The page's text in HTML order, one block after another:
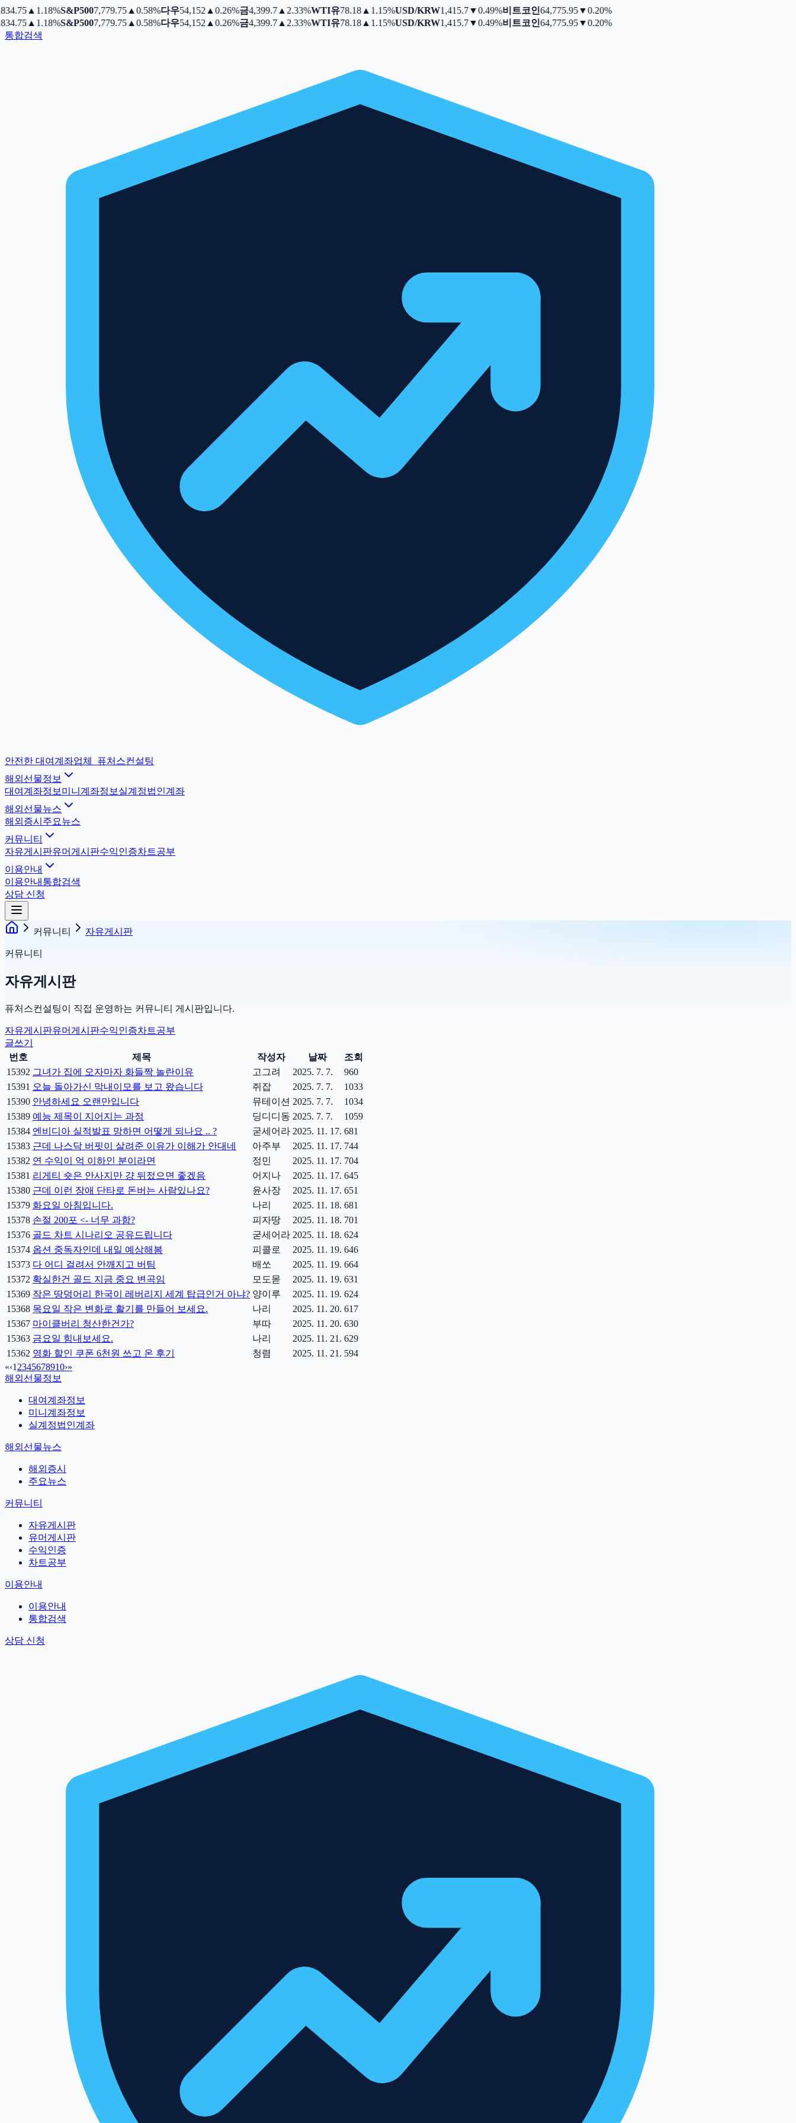
▲ 1.18%S&P5007,779.75▲ 0.58%다우54,152▲ 0.26%금4,399.7▲ 2.33%WTI유78.18▲ 1.15%USD/KRW1,415.7▼0.49%비트코인64,775.95▼0.20%
▲ 1.18%S&P5007,779.75▲ 0.58%다우54,152▲ 0.26%금4,399.7▲ 2.33%WTI유78.18▲ 1.15%USD/KRW1,415.7▼0.49%비트코인64,775.95▼0.20%
통합검색
안전한 대여계좌업체
퓨처스컨설팅
해외선물정보
대여계좌정보 미니계좌정보 실계정법인계좌
해외선물뉴스
해외증시 주요뉴스
커뮤니티
자유게시판유머게시판수익인증차트공부
이용안내
이용안내 통합검색
상담 신청
커뮤니티 자유게시판
커뮤니티
자유게시판
퓨처스컨설팅이 직접 운영하는 커뮤니티 게시판입니다.
자유게시판유머게시판수익인증차트공부
글쓰기
번호
제목 작성자 날짜
조회
15392 그녀가 집에 오자마자 화들짝 놀란이유 고그려 2025. 7. 7.
960
15391 오늘 돌아가신 막내이모를 보고 왔습니다 쥐잡 2025. 7. 7.
1033
15390 안녕하세요 오랜만입니다 뮤테이션 2025. 7. 7.
1034
15389 예능 제목이 지어지는 과정 딩디디동 2025. 7. 7.
1059
15384 엔비디아 실적발표 망하면 어떻게 되나요 .. ? 굳세어라 2025. 11. 17. 681
15383 근데 나스닥 버핏이 살려준 이유가 이해가 안대네 아주부 2025. 11. 17. 744
15382 연 수익이 억 이하인 분이라면 정민 2025. 11. 17. 704
15381 리게티 숏은 안사지만 걍 뒤젔으면 좋겠음 어지나 2025. 11. 17. 645
15380 근데 이런 장애 단타로 돈버는 사람있나요? 윤사장 2025. 11. 17. 651
15379 화요일 아침입니다. 나리 2025. 11. 18. 681
15378 손절 200포 <- 너무 과함? 피자땅 2025. 11. 18. 701
15376 골드 차트 시나리오 공유드립니다 굳세어라 2025. 11. 18. 624
15374 옵션 중독자인데 내일 예상해봄 피콜로 2025. 11. 19. 646
15373 다 어디 걸려서 안깨지고 버팀 배쏘 2025. 11. 19. 664
15372 확실한건 골드 지금 중요 변곡임 모도몯 2025. 11. 19. 631
15369 작은 땅덩어리 한국이 레버리지 세계 탑급인거 아냐? 양이루 2025. 11. 19. 624
15368 목요일 작은 변화로 활기를 만들어 보세요. 나리 2025. 11. 20. 617
15367 마이클버리 청산한건가? 부따 2025. 11. 20. 630
15363 금요일 힘내보세요. 나리 2025. 11. 21. 629
15362 영화 할인 쿠폰 6천원 쓰고 온 후기 청렴 2025. 11. 21. 594
«‹1 2345678910›»
해외선물정보
대여계좌정보
미니계좌정보
실계정법인계좌
해외선물뉴스
해외증시
주요뉴스
커뮤니티
자유게시판
유머게시판
수익인증
차트공부
이용안내
이용안내
통합검색
상담 신청